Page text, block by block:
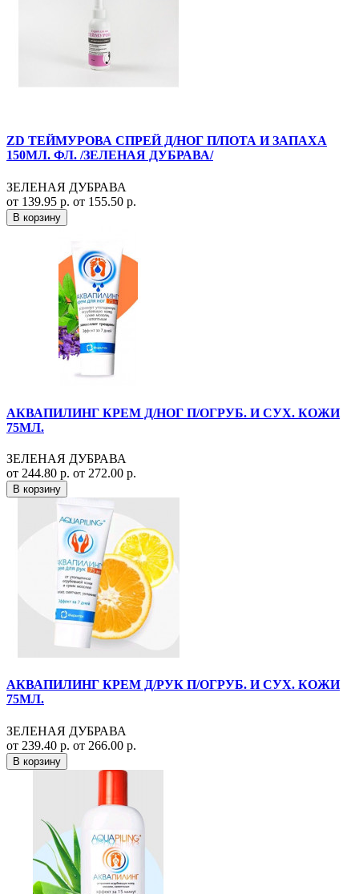
ZD ТЕЙМУРОВА СПРЕЙ Д/НОГ П/ПОТА И ЗАПАХА
150МЛ. ФЛ. /ЗЕЛЕНАЯ ДУБРАВА/
ЗЕЛЕНАЯ ДУБРАВА
от 139.95 р. от 155.50 р.
В корзину
АКВАПИЛИНГ КРЕМ Д/НОГ П/ОГРУБ. И СУХ. КОЖИ
75МЛ.
ЗЕЛЕНАЯ ДУБРАВА
от 244.80 р. от 272.00 р.
В корзину
АКВАПИЛИНГ КРЕМ Д/РУК П/ОГРУБ. И СУХ. КОЖИ
75МЛ.
ЗЕЛЕНАЯ ДУБРАВА
от 239.40 р. от 266.00 р.
В корзину